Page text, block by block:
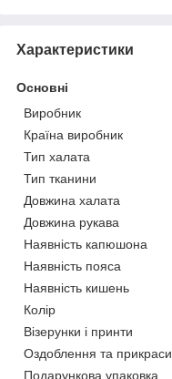
Характеристики
Основні
Виробник
Країна виробник
Тип халата
Тип тканини
Довжина халата
Довжина рукава
Наявність капюшона
Наявність пояса
Наявність кишень
Колір
Візерунки і принти
Оздоблення та прикраси
Подарункова упаковка